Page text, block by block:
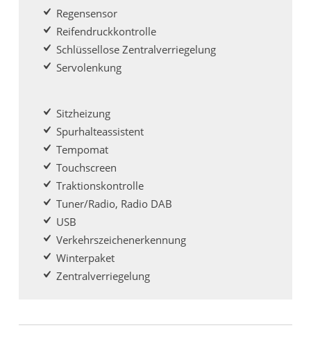
Regensensor
Reifendruckkontrolle
Schlüssellose Zentralverriegelung
Servolenkung
Sitzheizung
Spurhalteassistent
Tempomat
Touchscreen
Traktionskontrolle
Tuner/Radio, Radio DAB
USB
Verkehrszeichenerkennung
Winterpaket
Zentralverriegelung